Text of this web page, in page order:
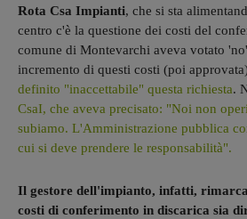
Rota Csa Impianti, che si sta
centro c'è la questione dei costi del
comune di Montevarchi aveva votato
incremento di questi costi (poi
definito "inaccettabile" questa richiesta.
CsaI, che aveva precisato: "Noi non
subiamo. L'Amministrazione pubblica
cui si deve prendere le responsabilità".
Il gestore dell'impianto, infatti,
costi di conferimento in discarica sia